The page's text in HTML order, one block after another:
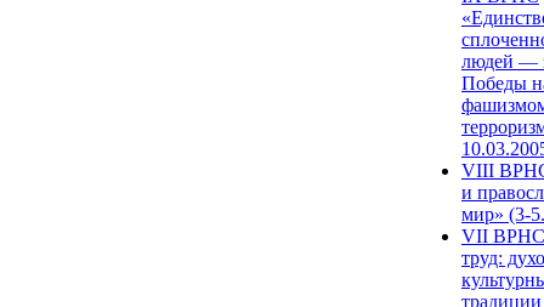
людей —
Победы
VIII
и
мир» (3-
VII ВРНС
труд: